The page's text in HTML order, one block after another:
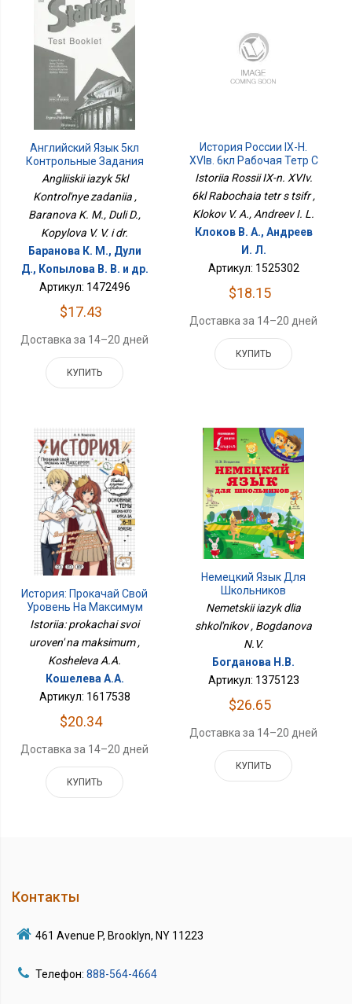
Английский Язык 5кл
Контрольные Задания
Angliiskii iazyk 5kl
Kontrol'nye zadaniia ,
Baranova K. M., Duli D.,
Kopylova V. V. i dr.
Баранова К. М., Дули
Д., Копылова В. В. и др.
Артикул: 1472496
$17.43
Доставка за 14–20 дней
КУПИТЬ
История России IX-Н.
XVIв. 6кл Рабочая Тетр С
Цифр
Istoriia Rossii IX-n. XVIv.
6kl Rabochaia tetr s tsifr ,
Klokov V. A., Andreev I. L.
Клоков В. А., Андреев
И. Л.
Артикул: 1525302
$18.15
Доставка за 14–20 дней
КУПИТЬ
История: Прокачай Свой
Уровень На Максимум
Istoriia: prokachai svoi
uroven' na maksimum ,
Kosheleva A.A.
Кошелева А.А.
Артикул: 1617538
$20.34
Доставка за 14–20 дней
КУПИТЬ
Немецкий Язык Для
Школьников
Nemetskii iazyk dlia
shkol'nikov , Bogdanova
N.V.
Богданова Н.В.
Артикул: 1375123
$26.65
Доставка за 14–20 дней
КУПИТЬ
Контакты
461 Avenue P, Brooklyn, NY 11223
Телефон: 888-564-4664